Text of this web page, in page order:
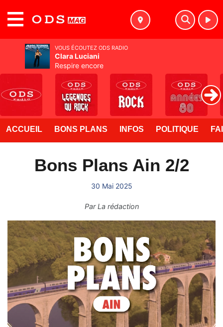
ACCUEIL BONS PLANS INFOS POLITIQUE
Bons Plans Ain 2/2
30 Mai 2025
ParLa rédaction
VOUS ÉCOUTEZ ODS RADIO
Clara Luciani
Respire encore